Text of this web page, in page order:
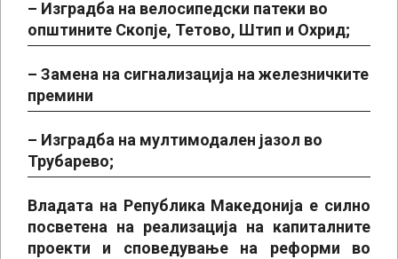
– Изградба на велосипедски патеки во
општините Скопје, Тетово, Штип и Охрид;
– Замена на сигнализација на железничките
премини
– Изградба на мултимодален јазол во
Трубарево;
Владата на Република Македонија е силно
посветена на реализација на капиталните
проекти и споведување на реформи во